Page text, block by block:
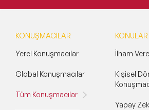
KONUŞMACILAR
Yerel Konuşmacılar
Global Konuşmacılar
Tüm Konuşmacılar
KONULAR
İlham
Kişisel
Yapay